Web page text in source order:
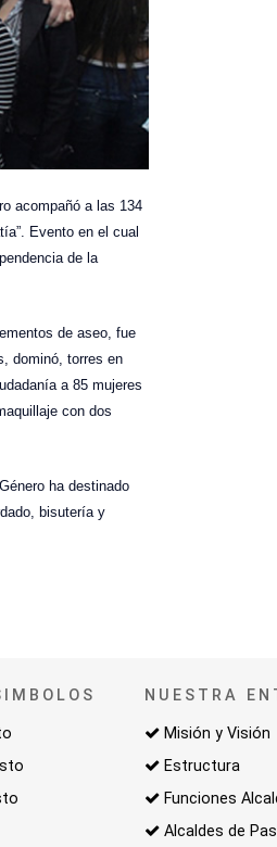
acompañó a las 134
Evento en el cual
de la
de aseo, fue
dominó, torres en
a 85 mujeres
con dos
ha destinado
bisutería y
NUESTRA
Misión y Visión
Estructura
Funciones
Alcaldes de